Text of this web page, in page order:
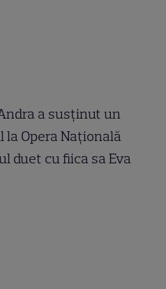
a susținut un
Opera Națională
duet cu fiica sa Eva